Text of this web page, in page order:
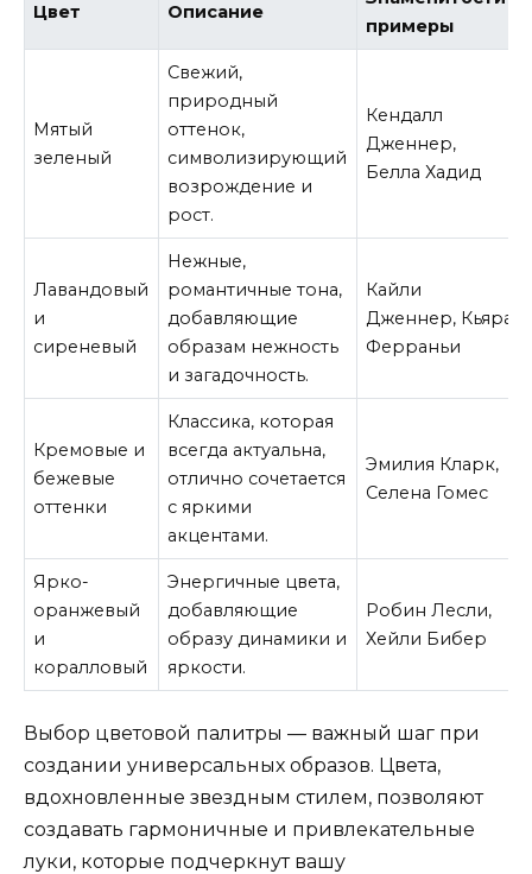
Цвет Описание
примеры
Мятый
зеленый
Свежий,
природный
оттенок,
символизирующий
возрождение и
рост.
Кендалл
Дженнер,
Белла Хадид
Лавандовый
и
сиреневый
Нежные,
романтичные тона,
добавляющие
образам нежность
и загадочность.
Кайли
Дженнер, Кьяра
Ферраньи
Кремовые и
бежевые
оттенки
Классика, которая
всегда актуальна,
отлично сочетается
с яркими
акцентами.
Эмилия Кларк,
Селена Гомес
Ярко-
оранжевый
и
коралловый
Энергичные цвета,
добавляющие
образу динамики и
яркости.
Робин Лесли,
Хейли Бибер
Выбор цветовой палитры — важный шаг при
создании универсальных образов. Цвета,
вдохновленные звездным стилем, позволяют
создавать гармоничные и привлекательные
луки, которые подчеркнут вашу